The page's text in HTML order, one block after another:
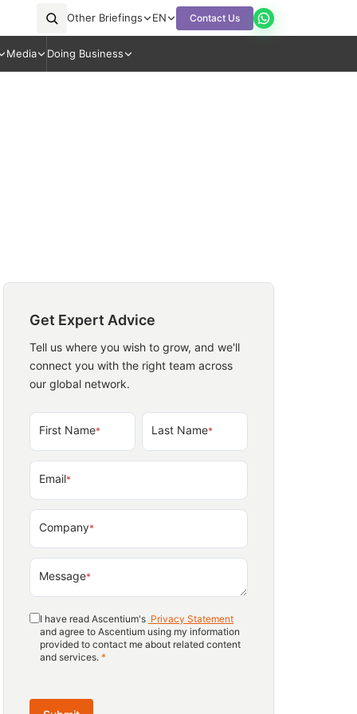
Other Briefings EN Contact Us
Media Doing Business
Get Expert Advice
Tell us where you wish to grow, and we'll
connect you with the right team across
our global network.
First Name* Last Name*
Email*
Company*
Message*
I have read Ascentium's Privacy Statement
and agree to Ascentium using my information
provided to contact me about related content
and services. *